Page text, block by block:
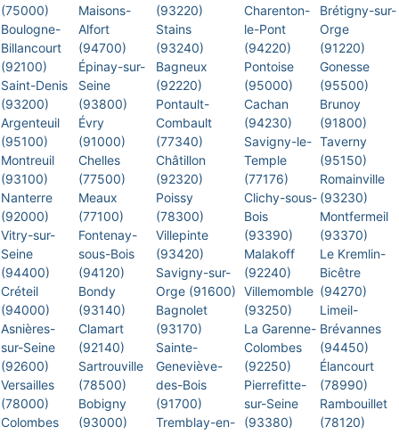
(75000)
Boulogne-
Billancourt
(92100)
Saint-Denis
(93200)
Argenteuil
(95100)
Montreuil
(93100)
Nanterre
(92000)
Vitry-sur-
Seine
(94400)
Créteil
(94000)
Asnières-
sur-Seine
(92600)
Versailles
(78000)
Colombes
Maisons-
Alfort
(94700)
Épinay-sur-
Seine
(93800)
Évry
(91000)
Chelles
(77500)
Meaux
(77100)
Fontenay-
sous-Bois
(94120)
Bondy
(93140)
Clamart
(92140)
Sartrouville
(78500)
Bobigny
(93000)
(93220)
Stains
(93240)
Bagneux
(92220)
Pontault-
Combault
(77340)
Châtillon
(92320)
Poissy
(78300)
Villepinte
(93420)
Savigny-sur-
Orge (91600)
Bagnolet
(93170)
Sainte-
Geneviève-
des-Bois
(91700)
Tremblay-en-
Charenton-
le-Pont
(94220)
Pontoise
(95000)
Cachan
(94230)
Savigny-le-
Temple
(77176)
Clichy-sous-
Bois
(93390)
Malakoff
(92240)
Villemomble
(93250)
La Garenne-
Colombes
(92250)
Pierrefitte-
sur-Seine
(93380)
Brétigny-sur-
Orge
(91220)
Gonesse
(95500)
Brunoy
(91800)
Taverny
(95150)
Romainville
(93230)
Montfermeil
(93370)
Le Kremlin-
Bicêtre
(94270)
Limeil-
Brévannes
(94450)
Élancourt
(78990)
Rambouillet
(78120)